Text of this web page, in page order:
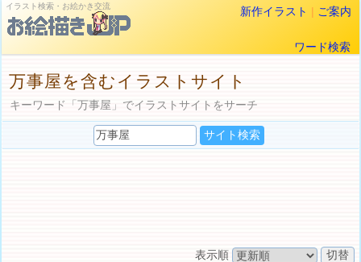
イラスト検索・お絵かき交流 新作イラスト | ご案内
ワード検索
万事屋を含むイラストサイト
キーワード「万事屋」でイラストサイトをサーチ
表示順